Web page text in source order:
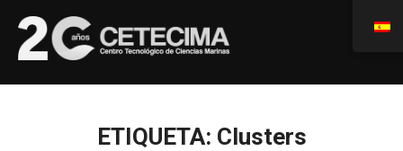
ETIQUETA: Clusters